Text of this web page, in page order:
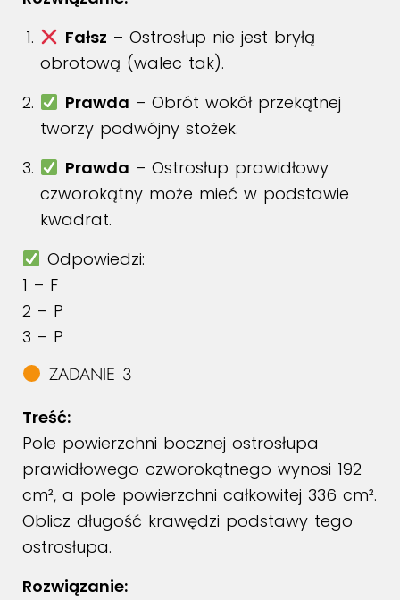
Fałsz – Ostrosłup nie jest bryłą
obrotową (walec tak).
Prawda – Obrót wokół przekątnej
tworzy podwójny stożek.
Prawda – Ostrosłup prawidłowy
czworokątny może mieć w podstawie
kwadrat.
Odpowiedzi:
1 – F
2 – P
3 – P
ZADANIE 3
Treść:
Pole powierzchni bocznej ostrosłupa
prawidłowego czworokątnego wynosi 192
cm², a pole powierzchni całkowitej 336 cm².
Oblicz długość krawędzi podstawy tego
ostrosłupa.
Rozwiązanie: